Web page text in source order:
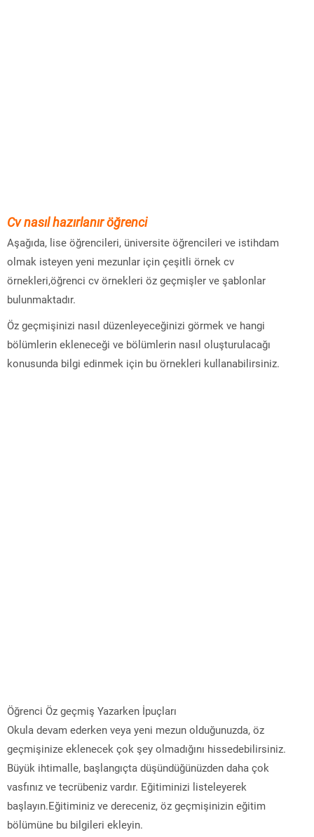
Cv nasıl hazırlanır öğrenci
Aşağıda, lise öğrencileri, üniversite öğrencileri ve istihdam
olmak isteyen yeni mezunlar için çeşitli örnek cv
örnekleri,öğrenci cv örnekleri öz geçmişler ve şablonlar
bulunmaktadır.
Öz geçmişinizi nasıl düzenleyeceğinizi görmek ve hangi
bölümlerin ekleneceği ve bölümlerin nasıl oluşturulacağı
konusunda bilgi edinmek için bu örnekleri kullanabilirsiniz.
Öğrenci Öz geçmiş Yazarken İpuçları
Okula devam ederken veya yeni mezun olduğunuzda, öz
geçmişinize eklenecek çok şey olmadığını hissedebilirsiniz.
Büyük ihtimalle, başlangıçta düşündüğünüzden daha çok
vasfınız ve tecrübeniz vardır. Eğitiminizi listeleyerek
başlayın.Eğitiminiz ve dereceniz, öz geçmişinizin eğitim
bölümüne bu bilgileri ekleyin.